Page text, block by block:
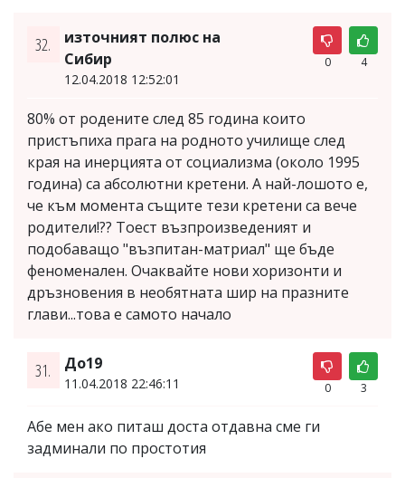
32.
източният полюс на
Сибир
12.04.2018 12:52:01
0 4
80% от родените след 85 година които
пристъпиха прага на родното училище след
края на инерцията от социализма (около 1995
година) са абсолютни кретени. А най-лошото е,
че към момента същите тези кретени са вече
родители!?? Тоест възпроизведеният и
подобаващо "възпитан-матриал" ще бъде
феноменален. Очаквайте нови хоризонти и
дръзновения в необятната шир на празните
глави...това е самото начало
31. До19
11.04.2018 22:46:11 0 3
Абе мен ако питаш доста отдавна сме ги
задминали по простотия